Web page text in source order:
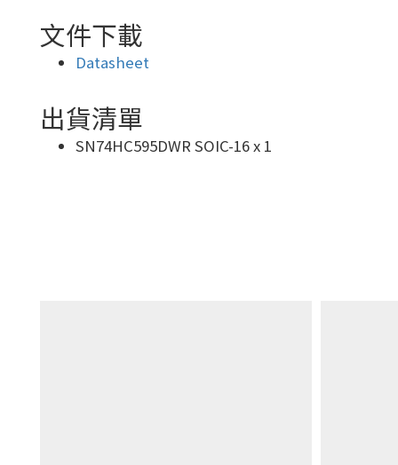
文件下載
Datasheet
出貨清單
SN74HC595DWR SOIC-16 x 1